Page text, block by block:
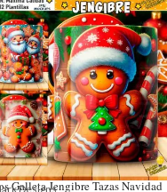
Galleta Jengibre Tazas Navidad
Designs